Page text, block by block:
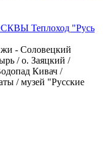
Теплоход "Русь
- Соловецкий
/ о. Заяцкий /
Кивач /
/ музей "Русские